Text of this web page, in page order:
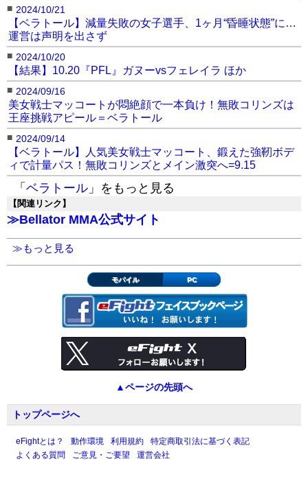
■ 2024/10/21
【ベラトール】減量失敗の女子選手、1ヶ月“昏睡状態”に…
運営は声明を出さず
■ 2024/10/20
【結果】10.20『PFL』ガヌーvsフェレイラ ほか
■ 2024/09/16
美女戦士マッコートが悶絶顔で一本負け！無敗コリンズは
王座挑戦アピール＝ベラトール
■ 2024/09/14
【ベラトール】人気美女戦士マッコート、鍛えた強靭ボデ
ィで計量パス！無敗コリンズとメイン激突へ=9.15
「 ベラトール 」をもっと見る
【関連リンク】
≫Bellator MMA公式サイト
≫もっと見る
モバイル PC
▲ページの先頭へ
トップページへ
eFightとは？ 動作環境 利用規約
特定商取引法に基づく表記
よくある質問
ご意見・ご要望 運営会社